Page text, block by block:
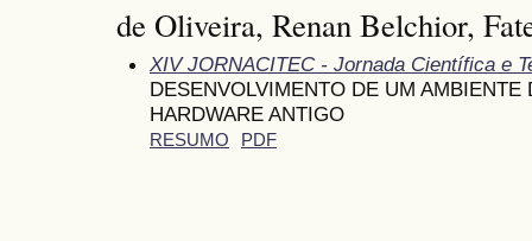
de Oliveira, Renan Belchior,
XIV JORNACITEC - Jornada Científica e
DESENVOLVIMENTO DE UM
HARDWARE ANTIGO
RESUMO PDF